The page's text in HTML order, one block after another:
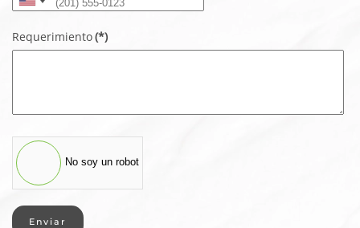
United
States
+1
Requerimiento(*)
No soy un robot
Enviar